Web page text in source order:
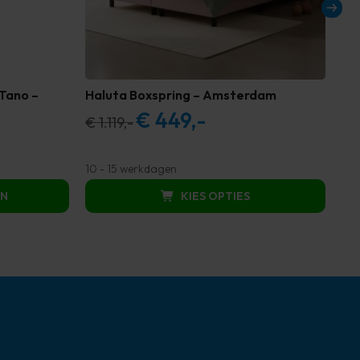
–
Haluta Boxspring – Amsterdam
€1.119,-Oorspronkelijke
was:
€ 1.119,00.
€ 449,-
€ 449,00.
10 - 15 werkdagen
KIES OPTIES